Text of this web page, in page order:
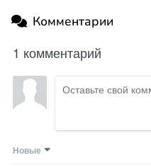
Комментарии
1 комментарий
Новые